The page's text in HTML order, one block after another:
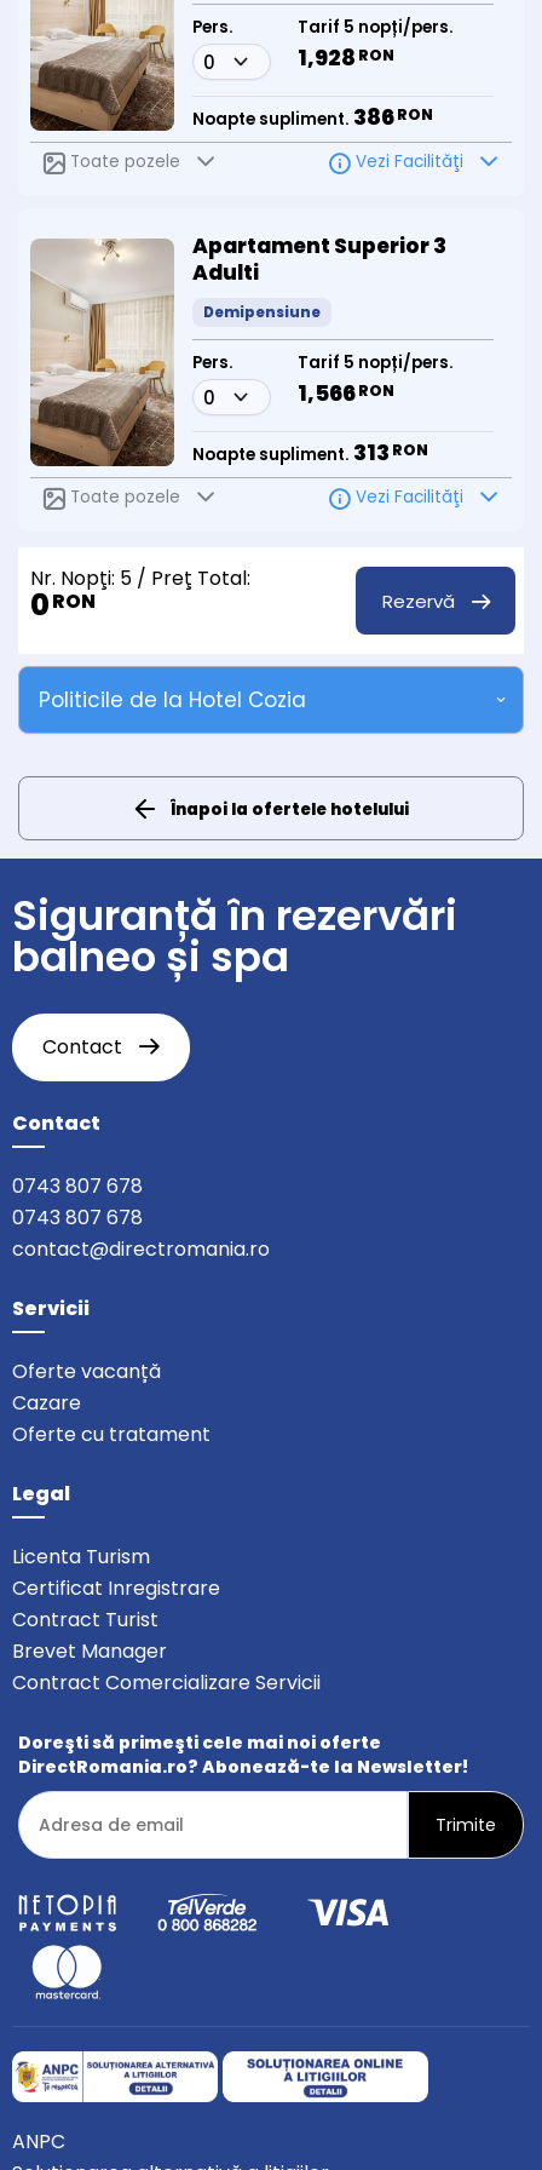
Pers. Tarif 5 nopți/pers.
1,928 RON
Noapte supliment. 386RON
Toate pozele Vezi Facilităţi
Apartament Superior 3
Adulti
Demipensiune
Pers. Tarif 5 nopți/pers.
1,566RON
Noapte supliment. 313 RON
Toate pozele Vezi Facilităţi
Nr. Nopţi: 5 / Preţ Total:
0RON Rezervă
Politicile de la Hotel Cozia
Înapoi la ofertele hotelului
Siguranță în rezervări
balneo și spa
Contact
Contact
0743 807 678
0743 807 678
contact@directromania.ro
Servicii
Oferte vacanță
Cazare
Oferte cu tratament
Legal
Licenta Turism
Certificat Inregistrare
Contract Turist
Brevet Manager
Contract Comercializare Servicii
Doreşti să primeşti cele mai noi oferte
DirectRomania.ro? Abonează-te la Newsletter!
ANPC